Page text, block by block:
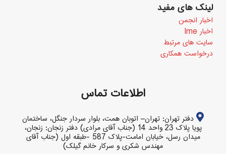
لینک های مفید
اخبار انجمن
اخبار Ime
سایت های مرتبط
درخواست همکاری
اطلاعات تماس
دفتر تهران: تهران– اتوبان همت، بلوار سردار جنگل، ساختمان
پویا پلاک 23 واحد 14 (جناب آقای مرادی) دفتر زنجان: زنجان،
میدان رسل، خیابان امامت-پلاک 587 -طبقه اول (جناب آقای
مهندس شکری و سرکار خانم گیلک)